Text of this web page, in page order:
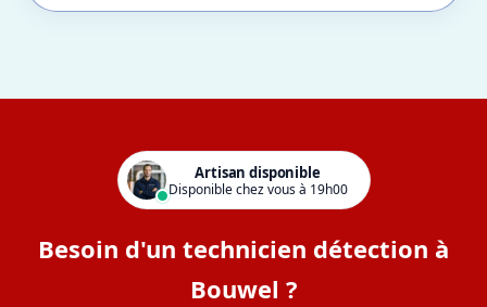
Artisan disponible
Disponible chez vous à 19h00
Besoin d'un technicien détection à
Bouwel ?